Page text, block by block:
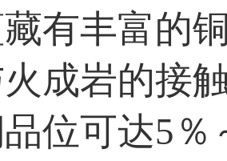
有丰富的
成岩的接
位可达5